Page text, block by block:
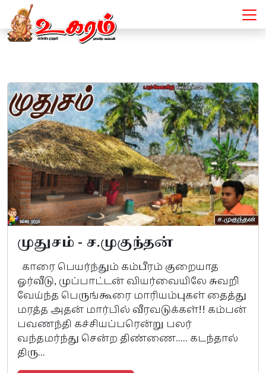
முதுசம் - ச.முகுந்தன்
காரை பெயர்ந்தும் கம்பீரம் குறையாத
ஓர்வீடு, முப்பாட்டன் வியர்வையிலே சுவறி
வேய்ந்த பெருங்கூரை மாரியம்புகள் தைத்து
மரத்த அதன் மார்பில் வீரவடுக்கள்!! கம்பன்
பவணந்தி கச்சியப்பரென்று பலர்
வந்தமர்ந்து சென்ற திண்ணை..... கடந்தால்
திரு...